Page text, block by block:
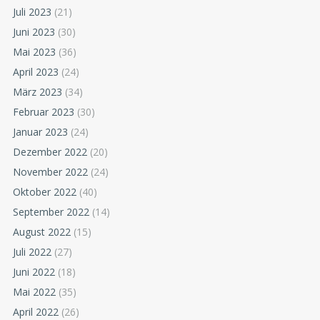
Juli 2023 (21)
Juni 2023 (30)
Mai 2023 (36)
April 2023 (24)
März 2023 (34)
Februar 2023 (30)
Januar 2023 (24)
Dezember 2022 (20)
November 2022 (24)
Oktober 2022 (40)
September 2022 (14)
August 2022 (15)
Juli 2022 (27)
Juni 2022 (18)
Mai 2022 (35)
April 2022 (26)